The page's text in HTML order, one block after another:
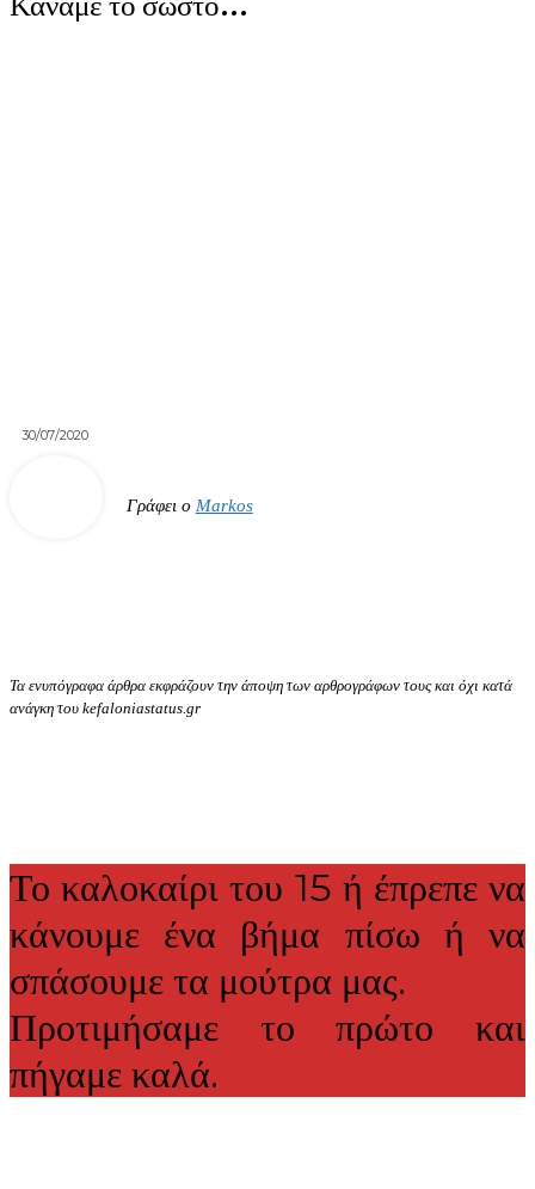
30/07/2020
Γράφει ο Markos
Τα ενυπόγραφα άρθρα εκφράζουν την άποψη των αρθρογράφων τους και όχι κατά
ανάγκη του kefaloniastatus.gr
Το καλοκαίρι του 15 ή έπρεπε να
κάνουμε ένα βήμα πίσω ή να
σπάσουμε τα μούτρα μας.
Προτιμήσαμε το πρώτο και
πήγαμε καλά.